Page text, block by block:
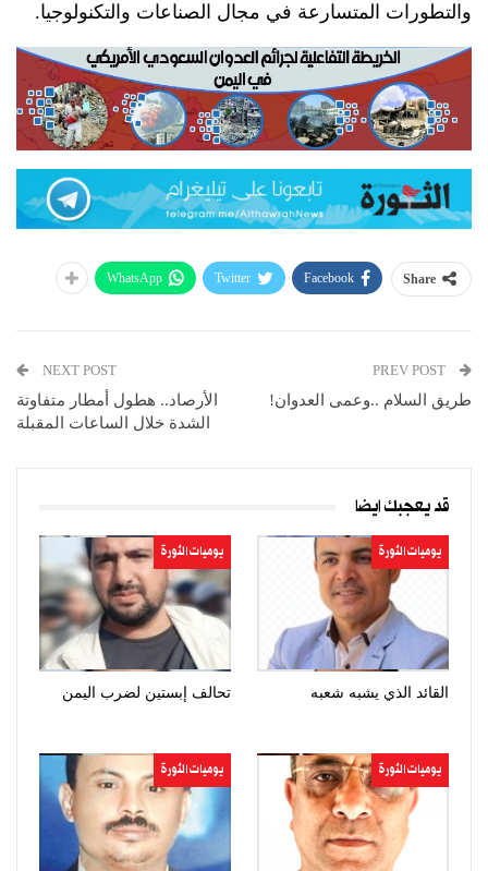
والتطورات المتسارعة في مجال الصناعات والتكنولوجيا.
Share
Facebook
Twitter
WhatsApp
طريق السلام ..وعمى العدوان!
NEXT POST
الأرصاد.. هطول أمطار متفاوتة
الشدة خلال الساعات المقبلة
قد يعجبك ايضا
يوميات الثورة
القائد الذي يشبه شعبه
يوميات الثورة
تحالف إبستين لضرب اليمن
يوميات الثورة يوميات الثورة